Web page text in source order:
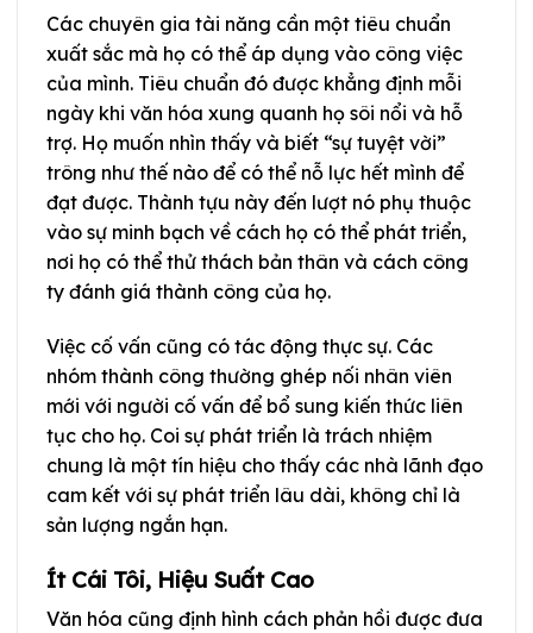
Các chuyên gia tài năng cần một tiêu chuẩn
xuất sắc mà họ có thể áp dụng vào công việc
của mình. Tiêu chuẩn đó được khẳng định mỗi
ngày khi văn hóa xung quanh họ sôi nổi và hỗ
trợ. Họ muốn nhìn thấy và biết “sự tuyệt vời”
trông như thế nào để có thể nỗ lực hết mình để
đạt được. Thành tựu này đến lượt nó phụ thuộc
vào sự minh bạch về cách họ có thể phát triển,
nơi họ có thể thử thách bản thân và cách công
ty đánh giá thành công của họ.
Việc cố vấn cũng có tác động thực sự. Các
nhóm thành công thường ghép nối nhân viên
mới với người cố vấn để bổ sung kiến thức liên
tục cho họ. Coi sự phát triển là trách nhiệm
chung là một tín hiệu cho thấy các nhà lãnh đạo
cam kết với sự phát triển lâu dài, không chỉ là
sản lượng ngắn hạn.
Ít Cái Tôi, Hiệu Suất Cao
Văn hóa cũng định hình cách phản hồi được đưa